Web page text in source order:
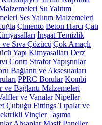
Su Yalıtım
Ses Yalıtım Malzemeleri
Çimento Beton Harcı Çatı
İnşaat Temizlik
Sıva Çözücü Çok Amaçlı
Yapı Kimyasalları Derz
Conta Strafor Yapıştırılar
Bağlantı ve Aksesuarları
PPRC Borular Kombi
ve Bağlantı Malzemeleri
ve Vanalar Nipeller
Çubuğu Fittings Tıpalar ve
Vinçler Taşıma
Ahşaplar Masif Paneller